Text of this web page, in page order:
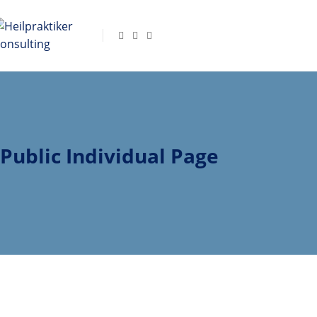
Public Individual Page